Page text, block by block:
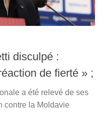
disculpé :
de fierté » ;
a été relevé de ses
contre la Moldavie